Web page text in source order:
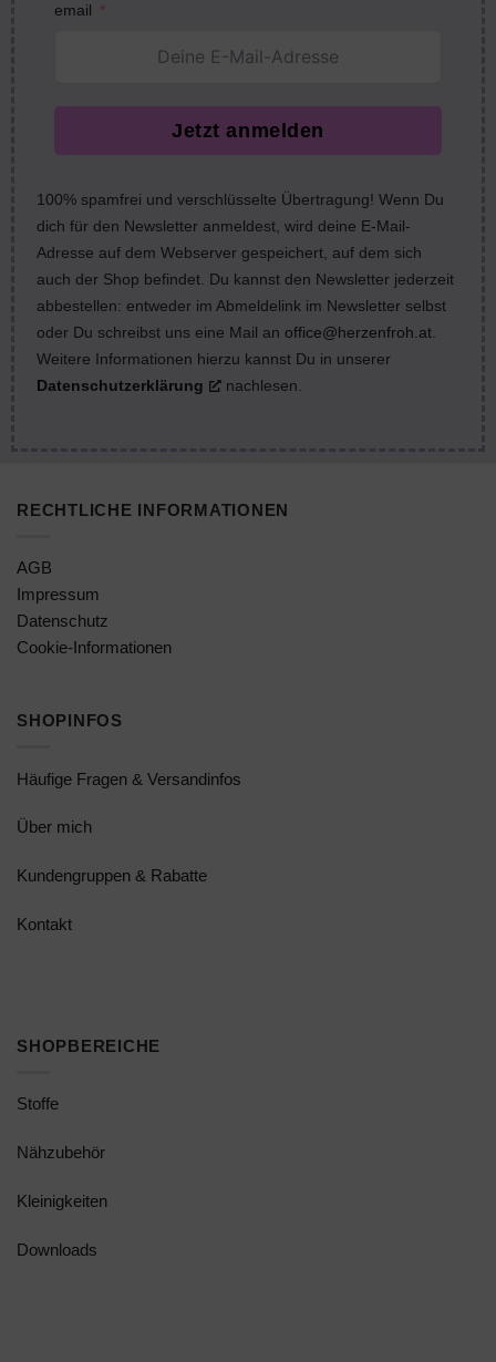
email
Jetzt anmelden
100% spamfrei und verschlüsselte Übertragung! Wenn Du
dich für den Newsletter anmeldest, wird deine E-Mail-
Adresse auf dem Webserver gespeichert, auf dem sich
auch der Shop befindet. Du kannst den Newsletter jederzeit
abbestellen: entweder im Abmeldelink im Newsletter selbst
oder Du schreibst uns eine Mail an office@herzenfroh.at
Weitere Informationen hierzu kannst Du in unserer
Datenschutzerklärung
nachlesen.
RECHTLICHE INFORMATIONEN
AGB
Impressum
Datenschutz
Cookie-Informationen
SHOPINFOS
Häufige Fragen & Versandinfos
Über mich
Kundengruppen & Rabatte
Kontakt
SHOPBEREICHE
Stoffe
Nähzubehör
Kleinigkeiten
Downloads